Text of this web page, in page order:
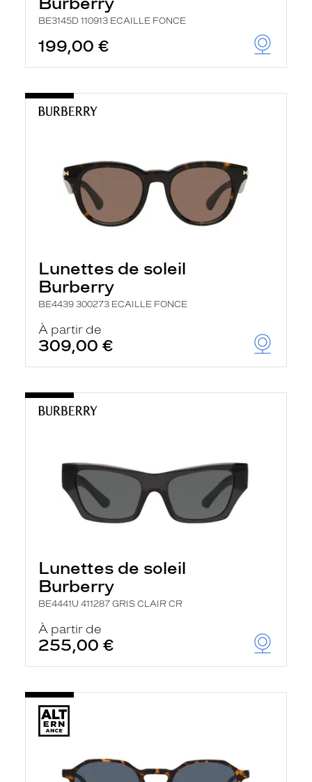
BE3145D 110913 ECAILLE FONCE
199,00 €
Lunettes de soleil
Burberry
BE4439 300273 ECAILLE FONCE
À partir de
309,00 €
Lunettes de soleil
Burberry
BE4441U 411287 GRIS CLAIR CR
À partir de
255,00 €